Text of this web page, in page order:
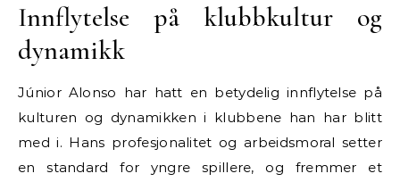
Innflytelse på klubbkultur og
dynamikk
Júnior Alonso har hatt en betydelig innflytelse på
kulturen og dynamikken i klubbene han har blitt
med i. Hans profesjonalitet og arbeidsmoral setter
en standard for yngre spillere, og fremmer et